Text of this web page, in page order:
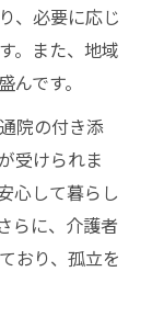
、必要に応じ
。また、地域
です。
院の付き添
受けられま
心して暮らし
らに、介護者
おり、孤立を